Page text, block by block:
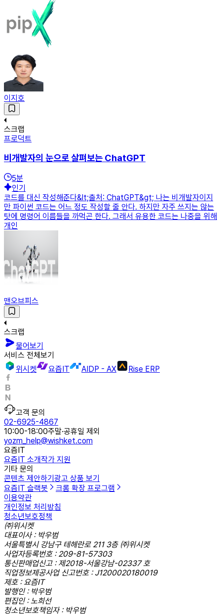
이지호
스크랩
프로덕트
비개발자의 눈으로 살펴보는 ChatGPT
5분
인기
코드를 대신 작성해준다&lt;출처: ChatGPT&gt; 나는 비개발자이지
만 파이썬 코드는 어느 정도 작성할 줄 안다. 하지만 자주 쓰지는 않는
탓에 명령어 이름들을 까먹곤 한다. 그래서 유용한 코드는 나중을 위해
개인
맨오브피스
스크랩
물어보기
서비스 전체보기
위시켓
요즘IT AIDP - AX Rise ERP
고객 문의
02-6925-4867
10:00-18:00주말·공휴일 제외
yozm_help@wishket.com
요즘IT
요즘IT 소개작가 지원
기타 문의
콘텐츠 제안하기 광고 상품 보기
요즘IT 슬랙봇
크롬 확장 프로그램
이용약관
개인정보 처리방침
청소년보호정책
㈜위시켓
대표이사 : 박우범
서울특별시 강남구 테헤란로 211 3층 ㈜위시켓
사업자등록번호 : 209-81-57303
통신판매업신고 : 제2018-서울강남-02337 호
직업정보제공사업 신고번호 : J1200020180019
제호 : 요즘IT
발행인 : 박우범
편집인 : 노희선
청소년보호책임자 : 박우범